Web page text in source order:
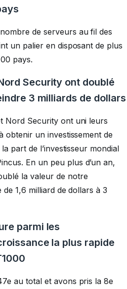
de serveurs au fil des
un palier en disposant de plus
pays.
Security ont doublé
3 milliards de dollars
Nord Security ont uni leurs
un investissement de
part de l’investisseur mondial
En un peu plus d’un an,
la valeur de notre
1,6 milliard de dollars à 3
parmi les
la plus rapide
au total et avons pris la 8e